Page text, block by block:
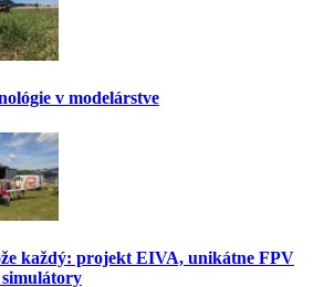
v modelárstve
každý: projekt EIVA, unikátne FPV
simulátory